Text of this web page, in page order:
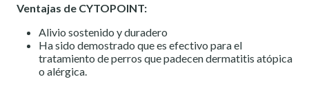
Ventajas de CYTOPOINT:
Alivio sostenido y duradero
Ha sido demostrado que es efectivo para el
tratamiento de perros que padecen dermatitis atópica
o alérgica.